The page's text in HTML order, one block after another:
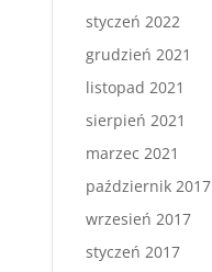
styczeń 2022
grudzień 2021
listopad 2021
sierpień 2021
marzec 2021
październik 2017
wrzesień 2017
styczeń 2017